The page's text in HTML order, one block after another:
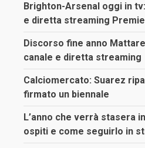
Brighton-Arsenal oggi in
e diretta streaming
Discorso fine anno
canale e diretta streaming
Calciomercato: Suarez
firmato un biennale
L’anno che verrà stasera
ospiti e come seguirlo in